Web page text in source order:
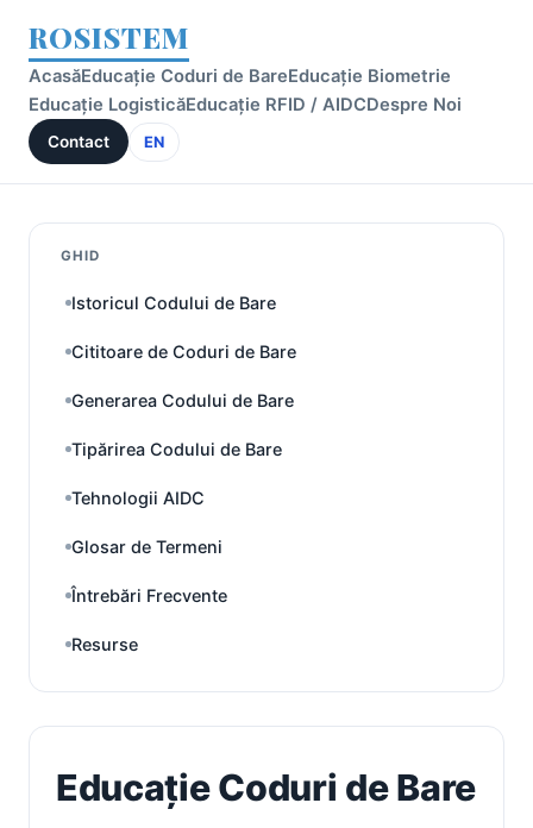
ROSISTEM
AcasăEducație Coduri de BareEducație Biometrie
Educație LogisticăEducație RFID / AIDCDespre Noi
Contact EN
GHID
Istoricul Codului de Bare
Cititoare de Coduri de Bare
Generarea Codului de Bare
Tipărirea Codului de Bare
Tehnologii AIDC
Glosar de Termeni
Întrebări Frecvente
Resurse
Educație Coduri de Bare